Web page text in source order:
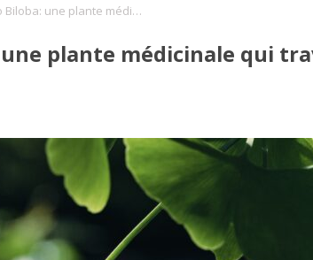
Ginkgo Biloba: une plante médicinale qui travaille les méninges?
plante médicinale qui